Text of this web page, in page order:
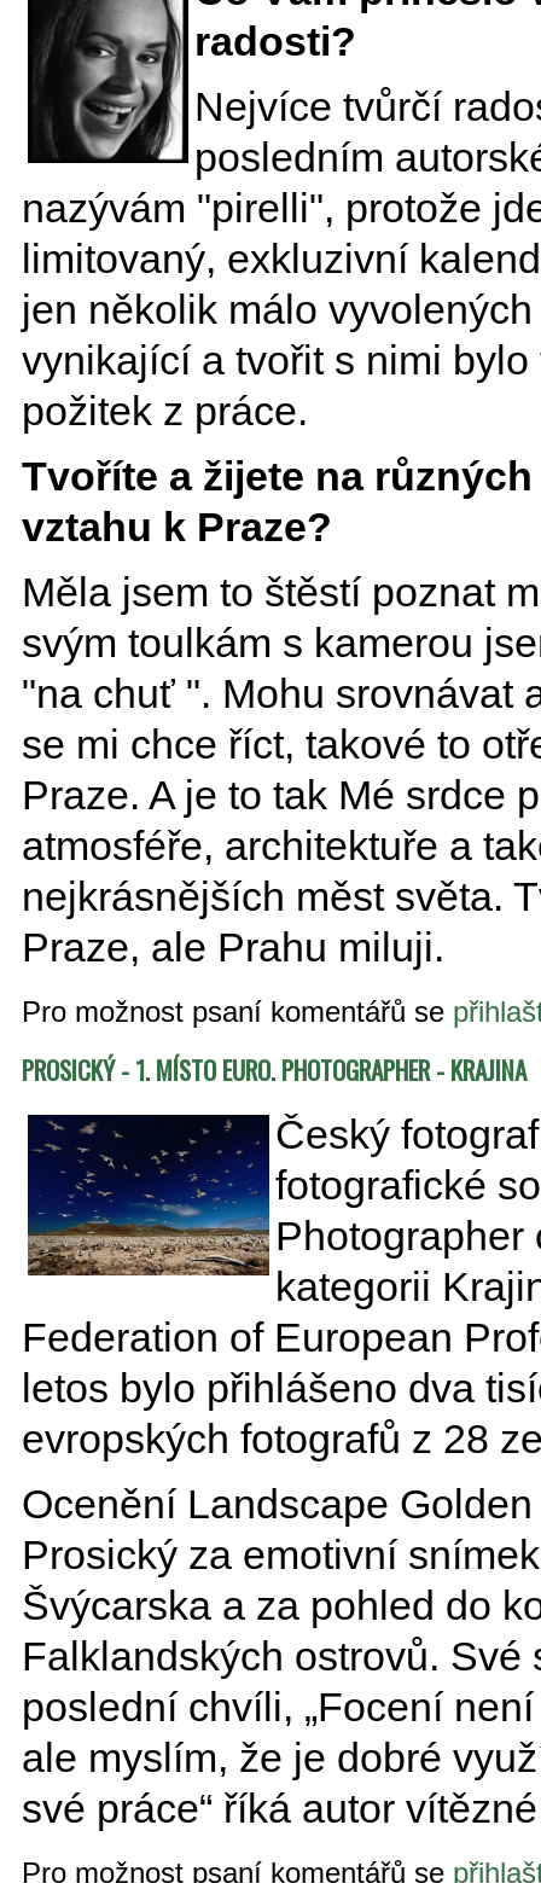
radosti?
Nejvíce tvůrčí
posledním
nazývám "pirelli", protože
limitovaný, exkluzivní
jen několik málo
vynikající a tvořit s nimi
požitek z práce.
Tvoříte a žijete na
vztahu k Praze?
Měla jsem to štěstí poznat
svým toulkám s kamerou
"na chuť ". Mohu srovnávat
se mi chce říct, takové to
Praze. A je to tak Mé srdce
atmosféře, architektuře a
nejkrásnějších měst světa.
Praze, ale Prahu miluji.
Pro možnost psaní komentářů se
PROSICKÝ - 1. MÍSTO EURO. PHOTOGRAPHER - KRAJINA
Český
fotografické
Photographer
kategorii
Federation of European
letos bylo přihlášeno dva
evropských fotografů z 28
Ocenění Landscape
Prosický za emotivní
Švýcarska a za pohled do
Falklandských ostrovů.
poslední chvíli, „Focení
ale myslím, že je dobré
své práce“ říká autor
Pro možnost psaní komentářů se